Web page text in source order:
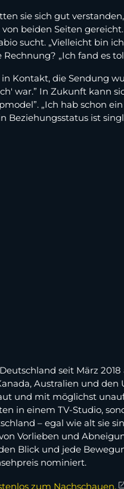
sie sich gut
beiden Seiten
sucht. „Vielleicht bin
„Ich fand es
Kontakt, die Sendung
war.” In Zukunft kann
„Ich hab schon
Beziehungsstatus ist
seit März
Australien und
und mit möglichst
in einem TV-Studio,
– egal wie alt sie
Vorlieben und
Blick und jede
nominiert.
zum Nachschauen.